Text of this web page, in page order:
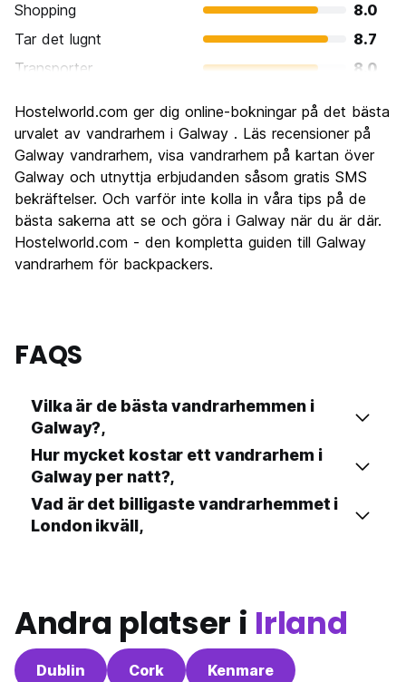
Shopping
8.0
Tar det lugnt
8.7
Transporter
8.0
Kultur
8.6
Festa
8.9
Värde för pengarna
8.0
Hostelworld.com ger dig online-bokningar på det bästa
urvalet av vandrarhem i Galway . Läs recensioner på
Galway vandrarhem, visa vandrarhem på kartan över
Galway och utnyttja erbjudanden såsom gratis SMS
bekräftelser. Och varför inte kolla in våra tips på de
bästa sakerna att se och göra i Galway när du är där.
Hostelworld.com - den kompletta guiden till Galway
vandrarhem för backpackers.
FAQS
Vilka är de bästa vandrarhemmen i
Galway?,
Hur mycket kostar ett vandrarhem i
Galway per natt?,
Vad är det billigaste vandrarhemmet i
London ikväll,
Andra platser i Irland
Dublin Cork Kenmare